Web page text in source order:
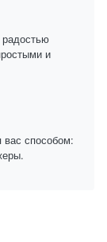
и
способом: